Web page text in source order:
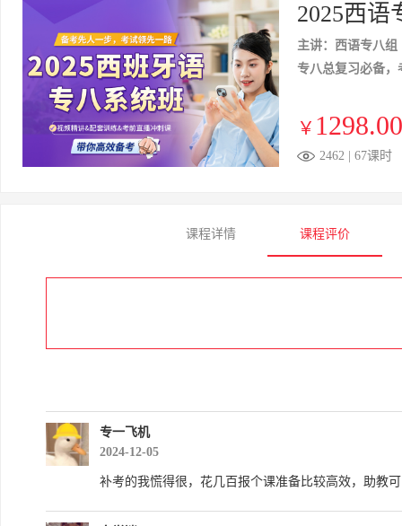
2025西语
主讲：西语专八组
专八总复习必备，
￥ 1298.00
2462 | 67课时
课程详情 课程评价
专一飞机
2024-12-05
补考的我慌得很，花几百报个课准备比较高效，助教